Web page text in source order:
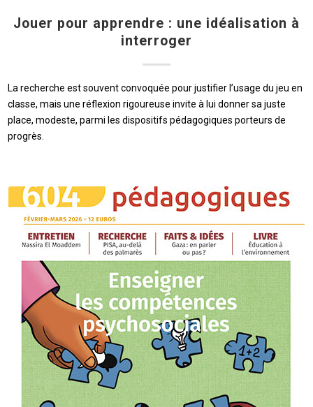
Jouer pour apprendre : une idéalisation à
interroger
La recherche est souvent convoquée pour justifier l’usage du jeu en
classe, mais une réflexion rigoureuse invite à lui donner sa juste
place, modeste, parmi les dispositifs pédagogiques porteurs de
progrès.